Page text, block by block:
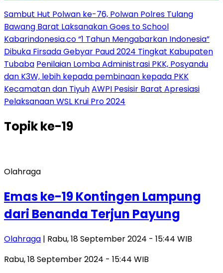
Sambut Hut Polwan ke-76, Polwan Polres Tulang
Bawang Barat Laksanakan Goes to School
Kabarindonesia.co “1 Tahun Mengabarkan Indonesia”
Dibuka Firsada Gebyar Paud 2024 Tingkat Kabupaten
Tubaba Penilaian Lomba Administrasi PKK, Posyandu
dan K3W, lebih kepada pembinaan kepada PKK
Kecamatan dan TiyuhAWPI Pesisir Barat Apresiasi
Pelaksanaan WSL Krui Pro 2024
Topikke-19
Olahraga
Emas ke-19 Kontingen Lampung
dari Benanda Terjun Payung
Olahraga | Rabu, 18 September 2024 - 15:44 WIB
Rabu, 18 September 2024 - 15:44 WIB